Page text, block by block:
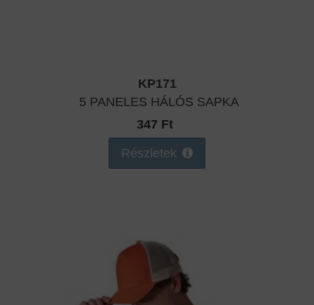
KP171
5 PANELES HÁLÓS SAPKA
347 Ft
Részletek